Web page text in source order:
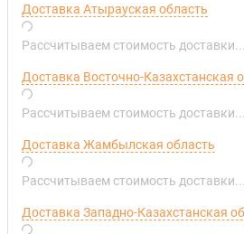
Доставка Атырауская область
Рассчитываем стоимость доставки...
Доставка Восточно-Казахстанская
Рассчитываем стоимость доставки...
Доставка Жамбылская область
Рассчитываем стоимость доставки...
Доставка Западно-Казахстанская